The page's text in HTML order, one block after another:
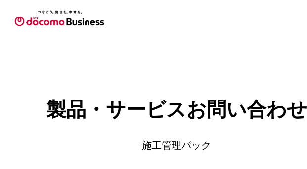
製品・サービスお問い合わせ
施工管理パック